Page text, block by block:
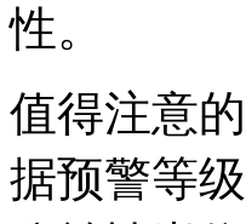
性。
值得注意
据预警等